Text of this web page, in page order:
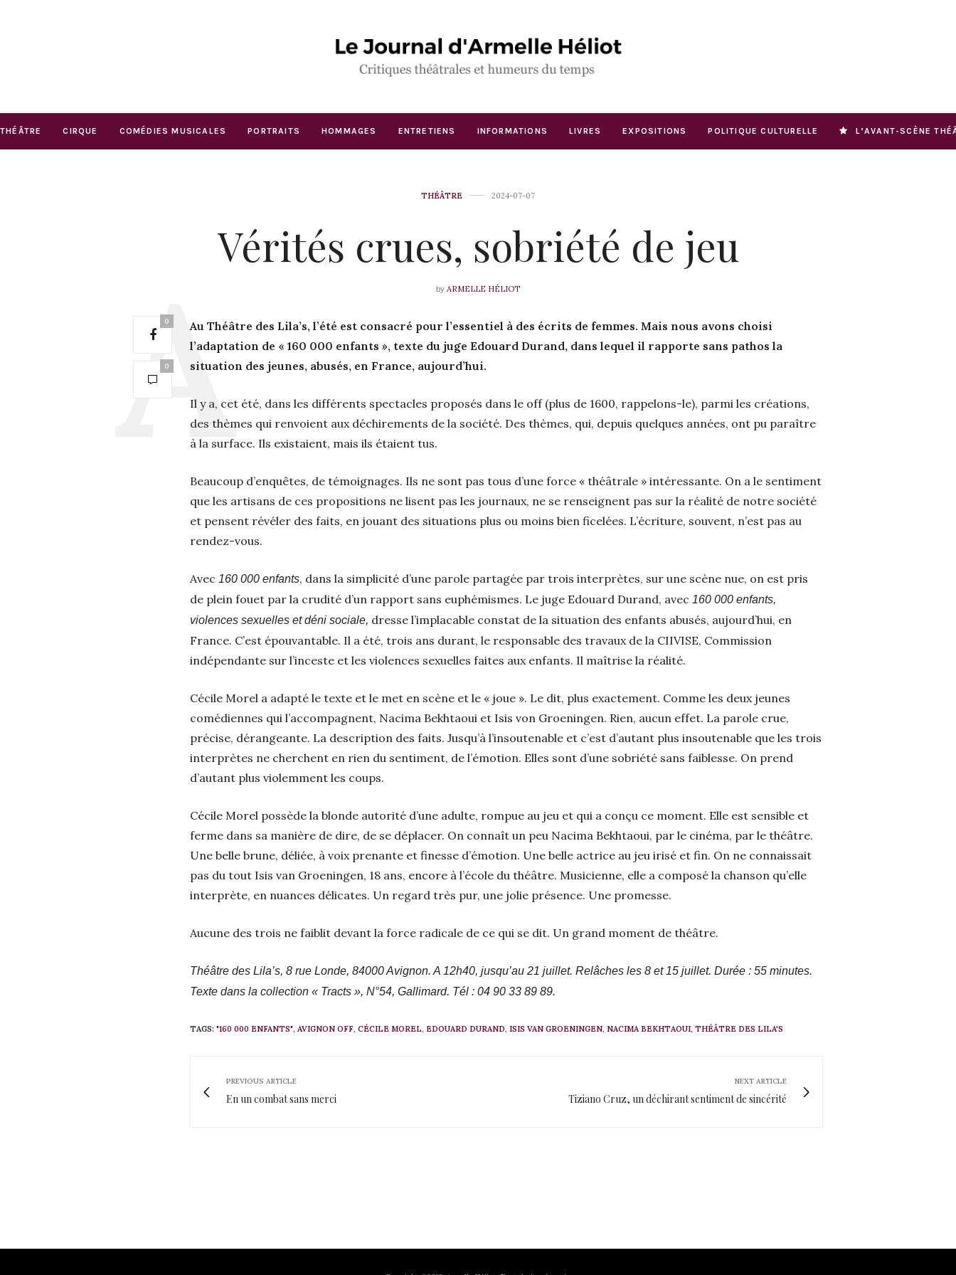
THÉÂTRE CIRQUE COMÉDIES MUSICALES PORTRAITS HOMMAGES ENTRETIENS INFORMATIONS LIVRES EXPOSITIONS POLITIQUE CULTURELLE L’AVANT-SCÈNE
THÉÂTRE 2024-07-07
Vérités crues, sobriété de jeu
by ARMELLE HÉLIOT
0
0
Au Théâtre des Lila’s, l’été est consacré pour l’essentiel à des écrits de femmes. Mais nous avons choisi
l’adaptation de « 160 000 enfants », texte du juge Edouard Durand, dans lequel il rapporte sans pathos la
situation des jeunes, abusés, en France, aujourd’hui.
Il y a, cet été, dans les différents spectacles proposés dans le off (plus de 1600, rappelons-le), parmi les créations,
des thèmes qui renvoient aux déchirements de la société. Des thèmes, qui, depuis quelques années, ont pu paraître
à la surface. Ils existaient, mais ils étaient tus.
Beaucoup d’enquêtes, de témoignages. Ils ne sont pas tous d’une force « théâtrale » intéressante. On a le sentiment
que les artisans de ces propositions ne lisent pas les journaux, ne se renseignent pas sur la réalité de notre société
et pensent révéler des faits, en jouant des situations plus ou moins bien ficelées. L’écriture, souvent, n’est pas au
rendez-vous.
Avec 160 000 enfants, dans la simplicité d’une parole partagée par trois interprètes, sur une scène nue, on est pris
de plein fouet par la crudité d’un rapport sans euphémismes. Le juge Edouard Durand, avec 160 000 enfants,
violences sexuelles et déni sociale, dresse l’implacable constat de la situation des enfants abusés, aujourd’hui, en
France. C’est épouvantable. Il a été, trois ans durant, le responsable des travaux de la CIIVISE, Commission
indépendante sur l’inceste et les violences sexuelles faites aux enfants. Il maîtrise la réalité.
Cécile Morel a adapté le texte et le met en scène et le « joue ». Le dit, plus exactement. Comme les deux jeunes
comédiennes qui l’accompagnent, Nacima Bekhtaoui et Isis von Groeningen. Rien, aucun effet. La parole crue,
précise, dérangeante. La description des faits. Jusqu’à l’insoutenable et c’est d’autant plus insoutenable que les trois
interprètes ne cherchent en rien du sentiment, de l’émotion. Elles sont d’une sobriété sans faiblesse. On prend
d’autant plus violemment les coups.
Cécile Morel possède la blonde autorité d’une adulte, rompue au jeu et qui a conçu ce moment. Elle est sensible et
ferme dans sa manière de dire, de se déplacer. On connaît un peu Nacima Bekhtaoui, par le cinéma, par le théâtre.
Une belle brune, déliée, à voix prenante et finesse d’émotion. Une belle actrice au jeu irisé et fin. On ne connaissait
pas du tout Isis van Groeningen, 18 ans, encore à l’école du théâtre. Musicienne, elle a composé la chanson qu’elle
interprète, en nuances délicates. Un regard très pur, une jolie présence. Une promesse.
Aucune des trois ne faiblit devant la force radicale de ce qui se dit. Un grand moment de théâtre.
Théâtre des Lila’s, 8 rue Londe, 84000 Avignon. A 12h40, jusqu’au 21 juillet. Relâches les 8 et 15 juillet. Durée : 55 minutes.
Texte dans la collection « Tracts », N°54, Gallimard. Tél : 04 90 33 89 89.
TAGS: "160 000 ENFANTS", AVIGNON OFF, CÉCILE MOREL, EDOUARD DURAND, ISIS VAN GROENINGEN, NACIMA BEKHTAOUI, THÉÂTRE DES LILA'S
PREVIOUS ARTICLE
En un combat sans merci
NEXT ARTICLE
Tiziano Cruz, un déchirant sentiment de sincérité